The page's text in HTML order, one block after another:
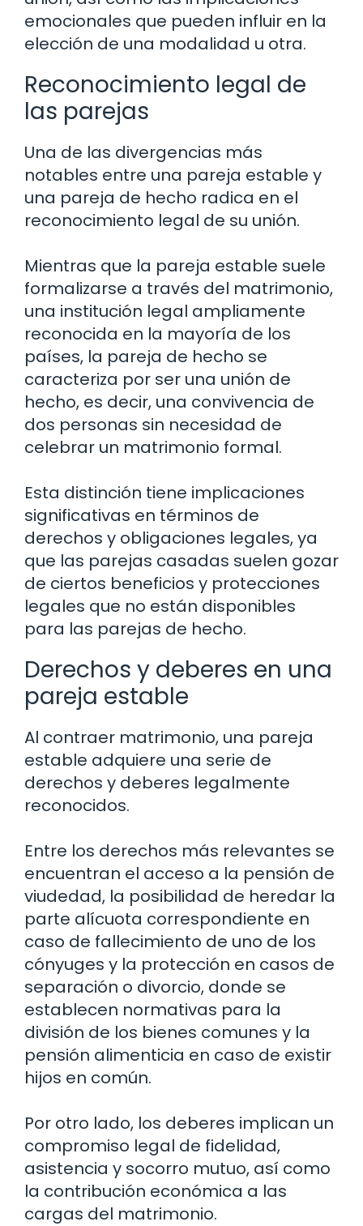
emocionales que pueden influir en la
elección de una modalidad u otra.
Reconocimiento legal de
las parejas
Una de las divergencias más
notables entre una pareja estable y
una pareja de hecho radica en el
reconocimiento legal de su unión.
Mientras que la pareja estable suele
formalizarse a través del matrimonio,
una institución legal ampliamente
reconocida en la mayoría de los
países, la pareja de hecho se
caracteriza por ser una unión de
hecho, es decir, una convivencia de
dos personas sin necesidad de
celebrar un matrimonio formal.
Esta distinción tiene implicaciones
significativas en términos de
derechos y obligaciones legales, ya
que las parejas casadas suelen gozar
de ciertos beneficios y protecciones
legales que no están disponibles
para las parejas de hecho.
Derechos y deberes en una
pareja estable
Al contraer matrimonio, una pareja
estable adquiere una serie de
derechos y deberes legalmente
reconocidos.
Entre los derechos más relevantes se
encuentran el acceso a la pensión de
viudedad, la posibilidad de heredar la
parte alícuota correspondiente en
caso de fallecimiento de uno de los
cónyuges y la protección en casos de
separación o divorcio, donde se
establecen normativas para la
división de los bienes comunes y la
pensión alimenticia en caso de existir
hijos en común.
Por otro lado, los deberes implican un
compromiso legal de fidelidad,
asistencia y socorro mutuo, así como
la contribución económica a las
cargas del matrimonio.